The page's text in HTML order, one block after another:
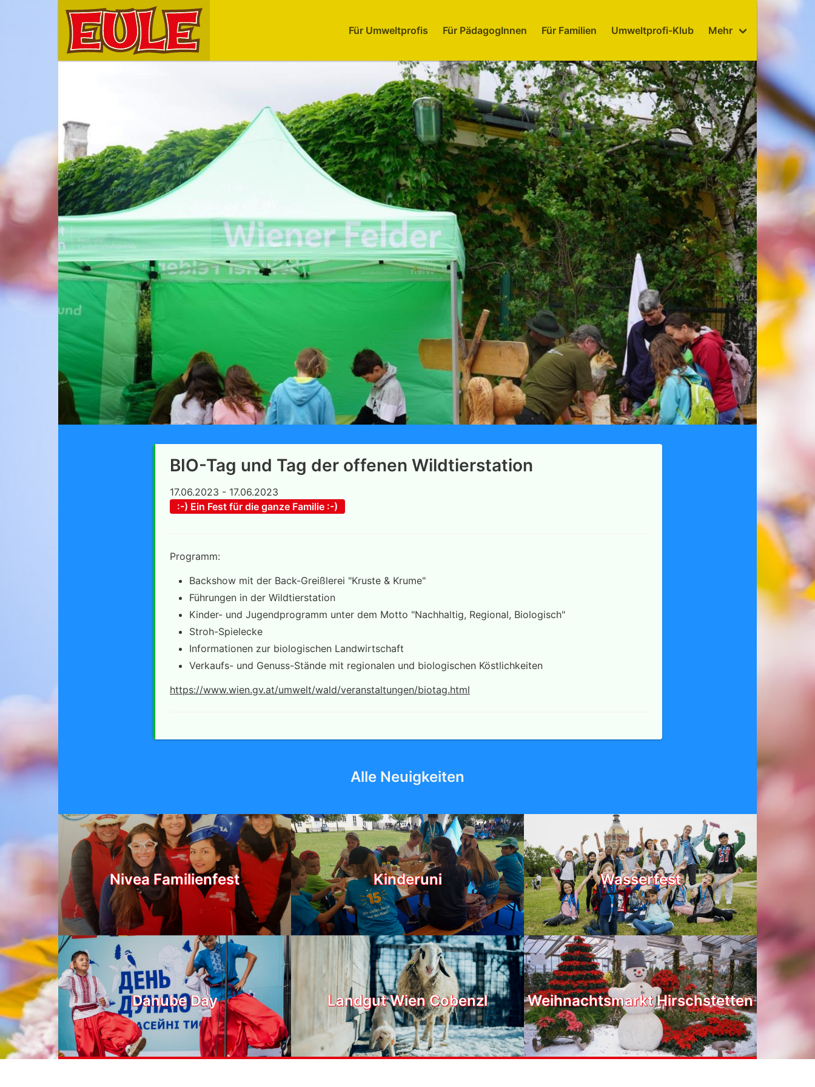
Für Umweltprofis Für PädagogInnen Für Familien Umweltprofi-Klub Mehr
BIO-Tag und Tag der offenen Wildtierstation
17.06.2023 - 17.06.2023
:-) Ein Fest für die ganze Familie :-)
Programm:
Backshow mit der Back-Greißlerei "Kruste & Krume"
Führungen in der Wildtierstation
Kinder- und Jugendprogramm unter dem Motto "Nachhaltig, Regional, Biologisch"
Stroh-Spielecke
Informationen zur biologischen Landwirtschaft
Verkaufs- und Genuss-Stände mit regionalen und biologischen Köstlichkeiten
https://www.wien.gv.at/umwelt/wald/veranstaltungen/biotag.html
Alle Neuigkeiten
Nivea Familienfest Kinderuni Wasserfest
Danube Day Landgut Wien Cobenzl Weihnachtsmarkt Hirschstetten